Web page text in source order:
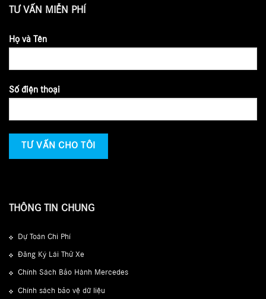
TƯ VẤN MIỄN PHÍ
Họ và Tên
Số điện thoại
THÔNG TIN CHUNG
Dự Toán Chi Phí
Đăng Ký Lái Thử Xe
Chính Sách Bảo Hành Mercedes
Chính sách bảo vệ dữ liệu